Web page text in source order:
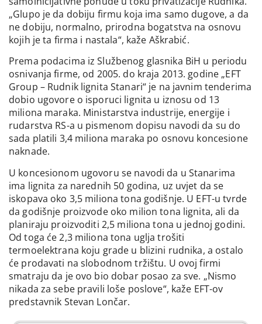
„Glupo je da dobiju firmu koja ima samo dugove, a da
ne dobiju, normalno, prirodna bogatstva na osnovu
kojih je ta firma i nastala“, kaže Aškrabić.
Prema podacima iz Službenog glasnika BiH u periodu
osnivanja firme, od 2005. do kraja 2013. godine „EFT
Group – Rudnik lignita Stanari“ je na javnim tenderima
dobio ugovore o isporuci lignita u iznosu od 13
miliona maraka. Ministarstva industrije, energije i
rudarstva RS-a u pismenom dopisu navodi da su do
sada platili 3,4 miliona maraka po osnovu koncesione
naknade.
U koncesionom ugovoru se navodi da u Stanarima
ima lignita za narednih 50 godina, uz uvjet da se
iskopava oko 3,5 miliona tona godišnje. U EFT-u tvrde
da godišnje proizvode oko milion tona lignita, ali da
planiraju proizvoditi 2,5 miliona tona u jednoj godini.
Od toga će 2,3 miliona tona uglja trošiti
termoelektrana koju grade u blizini rudnika, a ostalo
će prodavati na slobodnom tržištu. U ovoj firmi
smatraju da je ovo bio dobar posao za sve. „Nismo
nikada za sebe pravili loše poslove“, kaže EFT-ov
predstavnik Stevan Lončar.